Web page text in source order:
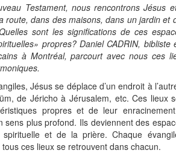
Testament, nous rencontrons Jésus
route, dans des maisons, dans un jardin et
sont les significations de ces
propres? Daniel CADRIN,
à Montréal, parcourt avec nous ces
Jésus se déplace d’un endroit à
de Jéricho à Jérusalem, etc. Ces lieux
propres et de leur
sens plus profond. Ils deviennent des
spirituelle et de la prière. Chaque
ces lieux se retrouvent dans chacun.